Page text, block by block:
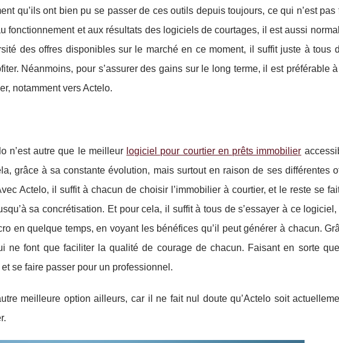
qu’ils ont bien pu se passer de ces outils depuis toujours, ce qui n’est pas
fonctionnement et aux résultats des logiciels de courtages, il est aussi
des offres disponibles sur le marché en ce moment, il suffit juste à tous
Néanmoins, pour s’assurer des gains sur le long terme, il est préférable
notamment vers Actelo.
n’est autre que le meilleur logiciel pour courtier en prêts immobilier
grâce à sa constante évolution, mais surtout en raison de ses différentes
Actelo, il suffit à chacun de choisir l’immobilier à courtier, et le reste se
sa concrétisation. Et pour cela, il suffit à tous de s’essayer à ce logiciel,
en quelque temps, en voyant les bénéfices qu’il peut générer à chacun.
ne font que faciliter la qualité de courage de chacun. Faisant en sorte
se faire passer pour un professionnel.
meilleure option ailleurs, car il ne fait nul doute qu’Actelo soit